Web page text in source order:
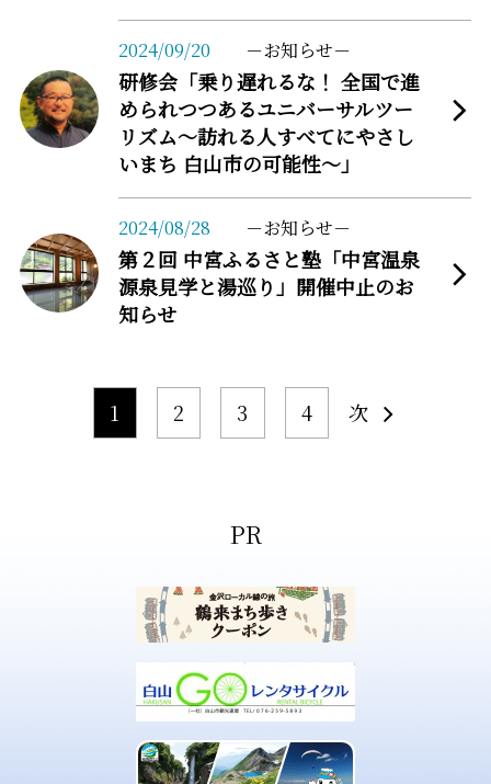
研修会「乗り遅れるな！ 全国で進
められつつあるユニバーサルツー
リズム～訪れる人すべてにやさし
いまち 白山市の可能性～」
2024/09/20 お知らせ
more
第２回 中宮ふるさと塾「中宮温泉
源泉見学と湯巡り」開催中止のお
知らせ
2024/08/28 お知らせ
more
1 2 3 4 次